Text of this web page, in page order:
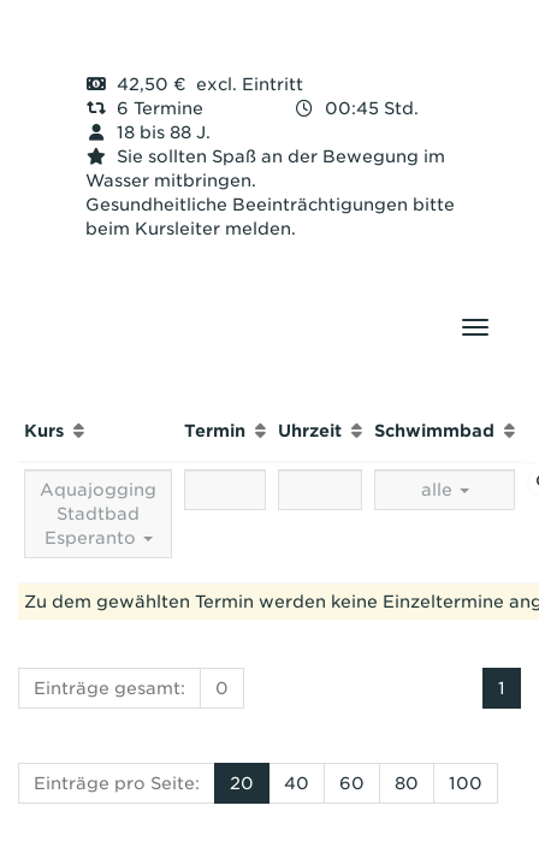
42,50 € excl. Eintritt
6 Termine
00:45 Std.
18 bis 88 J.
Sie sollten Spaß an der Bewegung im
Wasser mitbringen.
Gesundheitliche Beeinträchtigungen bitte
beim Kursleiter melden.
Kurs Termin Uhrzeit Schwimmbad
Aquajogging
Stadtbad
Esperanto
alle
Zu dem gewählten Termin werden keine Einzeltermine
1
Einträge gesamt: 0
Einträge pro Seite: 20 40 60 80 100